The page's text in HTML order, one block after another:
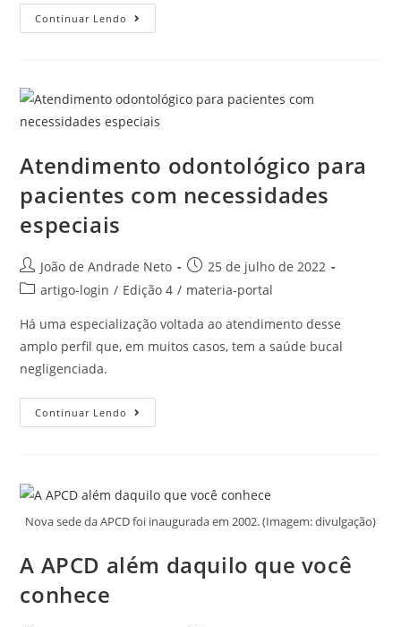
Continuar Lendo
Atendimento odontológico para
pacientes com necessidades
especiais
João de Andrade Neto
25 de julho de 2022
artigo-login / Edição 4 / materia-portal
Há uma especialização voltada ao atendimento desse
amplo perfil que, em muitos casos, tem a saúde bucal
negligenciada.
Continuar Lendo
Nova sede da APCD foi inaugurada em 2002. (Imagem: divulgação)
A APCD além daquilo que você
conhece